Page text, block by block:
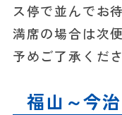
ス停で並んでお
満席の場合は次
予めご了承くださ
福山～今